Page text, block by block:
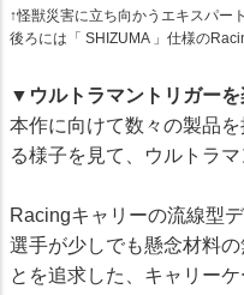
↑怪獣災害に立ち向かうエキスパー
後ろには「 SHIZUMA 」仕様の
▼ウルトラマントリガー
本作に向けて数々の製品
る様子を見て、ウルトラ
Racingキャリーの流線型
選手が少しでも懸念材料
とを追求した、キャリー